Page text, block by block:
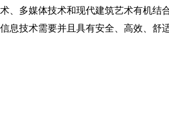
多媒体技术和现代建筑艺术有机结
技术需要并且具有安全、高效、舒